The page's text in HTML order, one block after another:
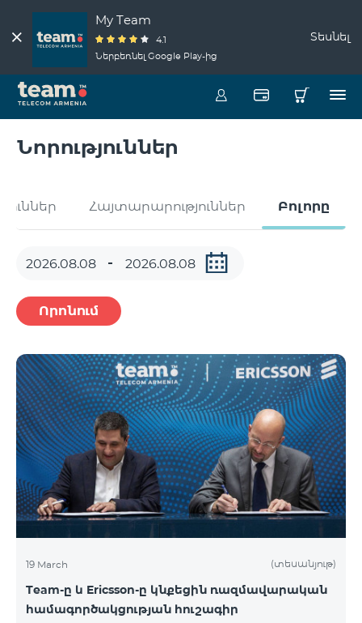
My Team
4.1
Ներբեռնել Google Play-ից
Տեսնել
Նորություններ
Հայտարարություններ Բոլորը
Որոնում
19 March (տեսանյութ)
Team-ը և Ericsson-ը կնքեցին ռազմավարական
համագործակցության հուշագիր